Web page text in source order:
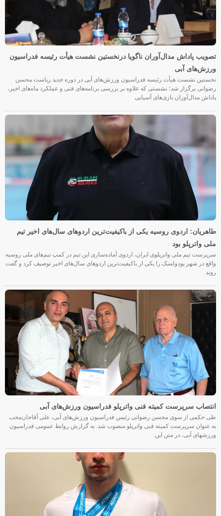
تصویب پاداش مدال‌آوران ناگویا درنخستین نشست هیأت رئیسه فدراسیون
ورزش‌های آبی
نخستین نشست هیأت رئیسه فدراسیون ورزش‌های آبی در دوره جدید ریاست محسن
رضوانی برگزار شد؛ نشستی که علاوه بر بررسی برنامه‌های فنی و عملکرد ماه‌های اخیر،
پاداش مدال‌آوران بازی‌های آسیایی
طاهریان: اردوی روسیه یکی از باکیفیت‌ترین اردوهای سال‌های اخیر تیم
ملی واترپلو بود
سرپرست تیم ملی واترپلوی ایران، اردوی آماده‌سازی این تیم در کمپ تیم‌های ملی روسیه
واقع در شهر پودولسک را یکی از باکیفیت‌ترین اردوهای سال‌های اخیر توصیف کرد و گفت
روند
انتصاب سرپرست کمیته فنی واترپلو فدراسیون ورزش‌های آبی
طی حکمی از سوی محسن رضوانی رئیس فدراسیون ورزش‌های آبی، علی آقاجان‌محب
به عنوان سرپرست کمیته فنی واترپلو منصوب شد. به گزارش روابط عمومی فدراسیون
ورزشهای آبی، در متن این